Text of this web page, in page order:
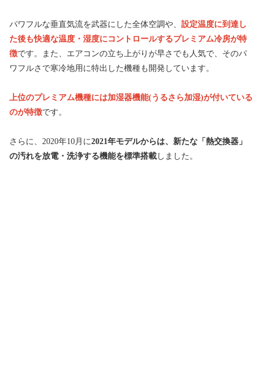
パワフルな垂直気流を武器にした全体空調や、 設定温度に到達し
た後も快適な温度・湿度にコントロールするプレミアム冷房が特
徴です。また、エアコンの立ち上がりが早さでも人気で、そのパ
ワフルさで寒冷地用に特出した機種も開発しています。
上位のプレミアム機種には加湿器機能(うるさら加湿)が付いている
のが特徴です。
さらに、2020年10月に2021年モデルからは、新たな「熱交換器」
の汚れを放電・洗浄する機能を標準搭載 しました。